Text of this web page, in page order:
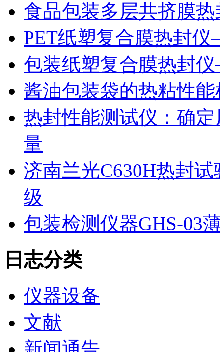
食品包装多层共挤膜
PET纸塑复合膜热封
包装纸塑复合膜热封
酱油包装袋的热粘性
热封性能测试仪：确
量
济南兰光C630H热封
级
包装检测仪器GHS-03
日志分类
仪器设备
文献